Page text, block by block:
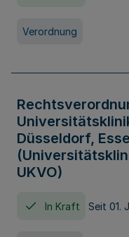
Verordnung
Düsseldorf,
UKVO)
In Kraft Seit 01.